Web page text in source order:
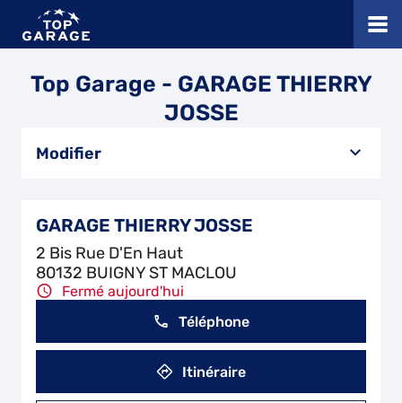
Top Garage - GARAGE THIERRY
JOSSE
Modifier
GARAGE THIERRY JOSSE
2 Bis Rue D'En Haut
80132 BUIGNY ST MACLOU
Fermé aujourd'hui
Téléphone
Itinéraire